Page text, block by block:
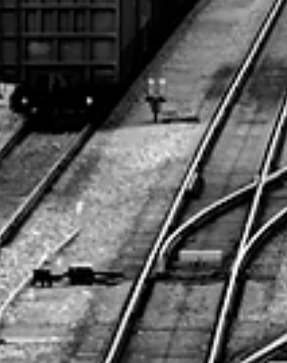
imersão no que as pessoas pensam, sentem e
temem. O que emerge des